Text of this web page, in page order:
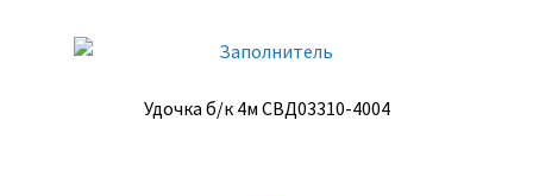
Удочка б/к 4м СВД03310-4004